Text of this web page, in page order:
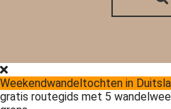
Weekendwandeltochten in
gratis routegids met 5